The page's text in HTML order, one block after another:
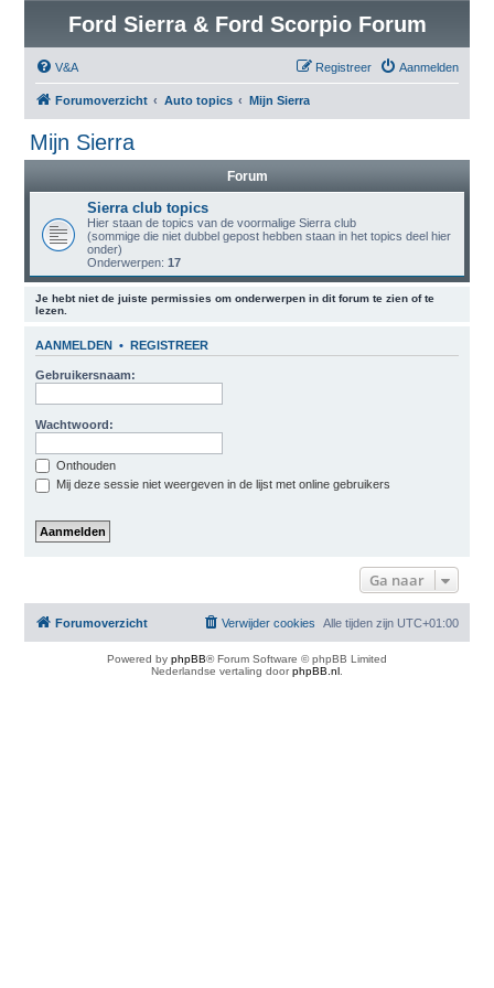
Ford Sierra & Ford Scorpio Forum
V&A Aanmelden
Registreer
Forumoverzicht Auto topics Mijn Sierra
Mijn Sierra
Forum
Sierra club topics
Hier staan de topics van de voormalige Sierra club
(sommige die niet dubbel gepost hebben staan in het topics deel hier
onder)
Onderwerpen: 17
Je hebt niet de juiste permissies om onderwerpen in dit forum te zien of te
lezen.
AANMELDEN • REGISTREER
Gebruikersnaam:
Wachtwoord:
Onthouden
Mij deze sessie niet weergeven in de lijst met online gebruikers
Ga naar
Forumoverzicht Alle tijden zijn UTC+01:00
Verwijder cookies
Powered by phpBB® Forum Software © phpBB Limited
Nederlandse vertaling doorphpBB.nl